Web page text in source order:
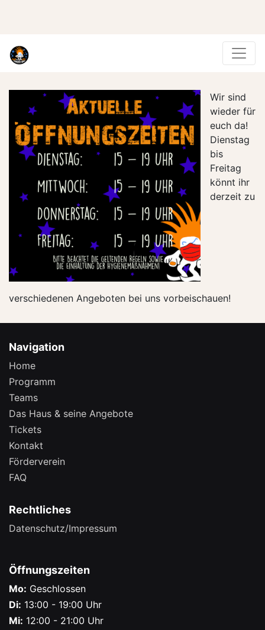
Wir sind
wieder für
euch da!
Dienstag
bis
Freitag
könnt ihr
derzeit zu
verschiedenen Angeboten bei uns vorbeischauen!
Navigation
Home
Programm
Teams
Das Haus & seine Angebote
Tickets
Kontakt
Förderverein
FAQ
Rechtliches
Datenschutz/Impressum
Öffnungszeiten
Mo: Geschlossen
Di: 13:00 - 19:00 Uhr
Mi: 12:00 - 21:00 Uhr